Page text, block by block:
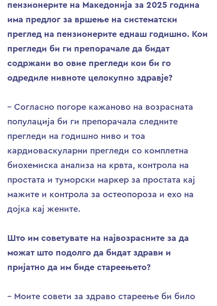
пензионерите на Македонија за 2025 година
има предлог за вршење на систематски
преглед на пензионерите еднаш годишно. Кои
прегледи би ги препорачале да бидат
содржани во овие прегледи кои би го
одредиле нивноте целокупно здравје?
– Согласно погоре кажаново на возрасната
популација би ги препорачала следните
прегледи на годишно ниво и тоа
кардиоваскуларни прегледи со комплетна
биохемиска анализа на крвта, контрола на
простата и туморски маркер за простата кај
мажите и контрола за остеопороза и ехо на
дојка кај жените.
Што им советувате на највозрасните за да
можат што подолго да бидат здрави и
пријатно да им биде стареењето?
– Моите совети за здраво стареење би било